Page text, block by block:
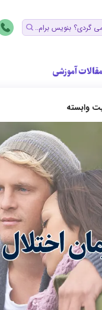
مقالات آموزشی
وابسته